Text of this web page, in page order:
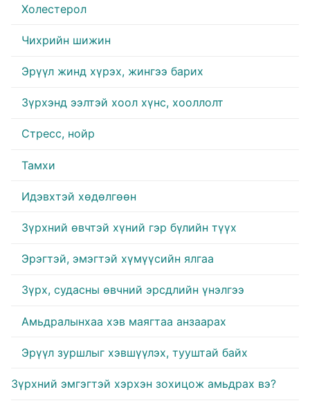
Холестерол
Чихрийн шижин
Эрүүл жинд хүрэх, жингээ барих
Зүрхэнд ээлтэй хоол хүнс, хооллолт
Стресс, нойр
Тамхи
Идэвхтэй хөдөлгөөн
Зүрхний өвчтэй хүний гэр бүлийн түүх
Эрэгтэй, эмэгтэй хүмүүсийн ялгаа
Зүрх, судасны өвчний эрсдлийн үнэлгээ
Амьдралынхаа хэв маягтаа анзаарах
Эрүүл зуршлыг хэвшүүлэх, тууштай байх
Зүрхний эмгэгтэй хэрхэн зохицож амьдрах вэ?